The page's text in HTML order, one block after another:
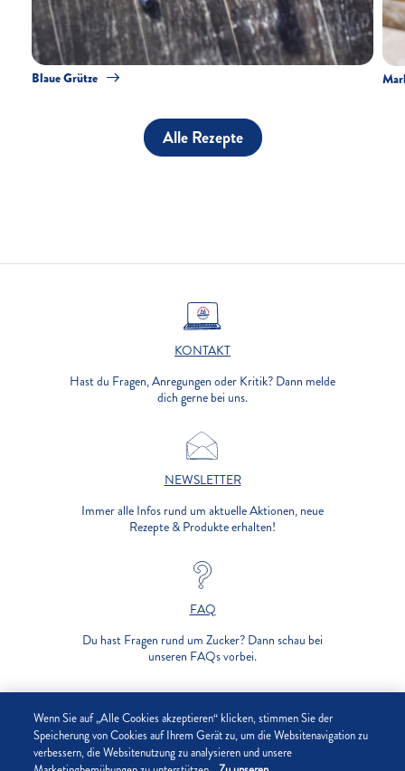
Blaue Grütze
Alle Rezepte
KONTAKT
Hast du Fragen, Anregungen oder Kritik? Dann melde
dich gerne bei uns.
NEWSLETTER
Immer alle Infos rund um aktuelle Aktionen, neue
Rezepte & Produkte erhalten!
FAQ
Du hast Fragen rund um Zucker? Dann schau bei
unseren FAQs vorbei.
UNTERNEHMEN
DATENSCHUTZ
Wenn Sie auf „Alle Cookies akzeptieren“ klicken, stimmen Sie der
Speicherung von Cookies auf Ihrem Gerät zu, um die Websitenavigation zu
verbessern, die Websitenutzung zu analysieren und unsere